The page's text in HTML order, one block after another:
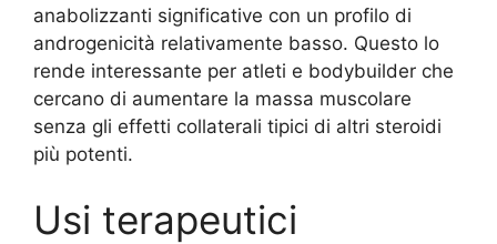
anabolizzanti significative con un profilo di
androgenicità relativamente basso. Questo lo
rende interessante per atleti e bodybuilder che
cercano di aumentare la massa muscolare
senza gli effetti collaterali tipici di altri steroidi
più potenti.
Usi terapeutici